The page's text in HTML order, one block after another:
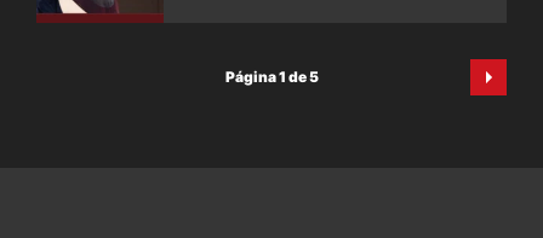
Página 1 de 5